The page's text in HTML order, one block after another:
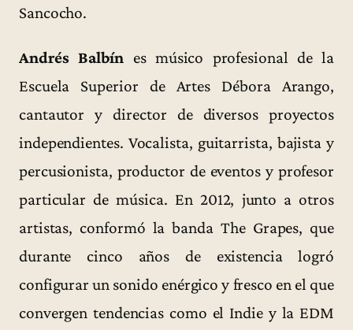
Sancocho.
Andrés Balbín es músico profesional de la
Escuela Superior de Artes Débora Arango,
cantautor y director de diversos proyectos
independientes. Vocalista, guitarrista, bajista y
percusionista, productor de eventos y profesor
particular de música. En 2012, junto a otros
artistas, conformó la banda The Grapes, que
durante cinco años de existencia logró
configurar un sonido enérgico y fresco en el que
convergen tendencias como el Indie y la EDM